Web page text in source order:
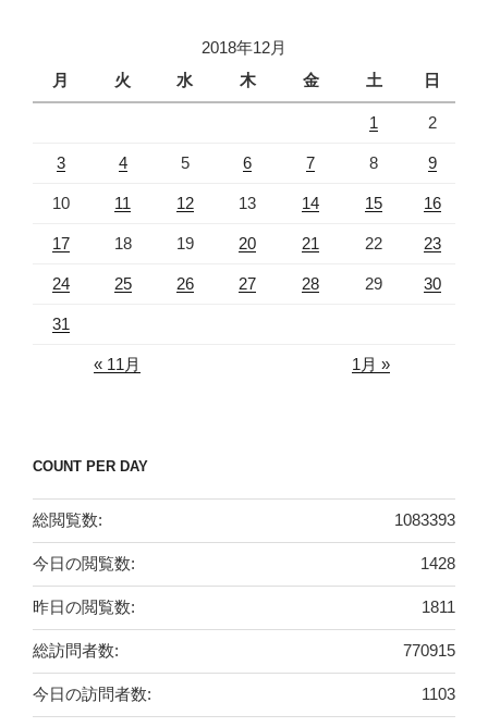
2018年12月
月
火 水 木 金 土 日
1 2
3 4 5 6 7 8 9
10 11 12 13 14 15 16
17 18 19 20 21 22 23
24 25 26 27 28 29 30
31
« 11月 1月 »
COUNT PER DAY
1083393
総閲覧数:
1428
今日の閲覧数:
1811
昨日の閲覧数:
770915
総訪問者数:
1103
今日の訪問者数: